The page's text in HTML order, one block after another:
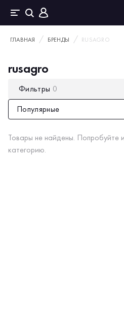
ГЛАВНАЯ БРЕНДЫ RUSAGRO
rusagro
Фильтры 0
Популярные
Товары не найдены. Попробуйте
категорию.